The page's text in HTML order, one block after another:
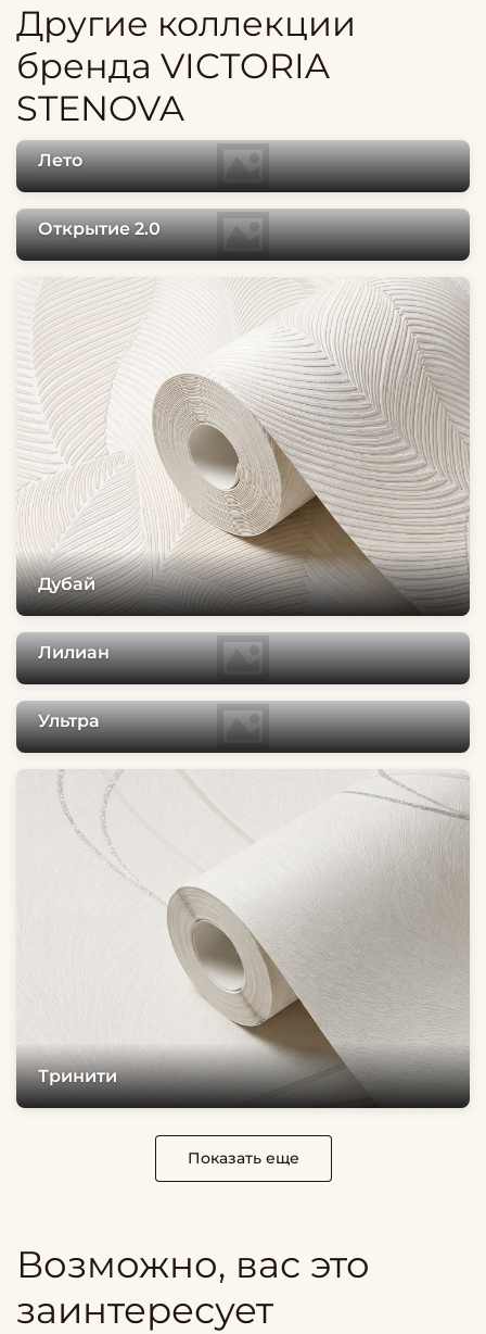
Другие коллекции
бренда VICTORIA
STENOVA
Лето
Открытие 2.0
Дубай
Лилиан
Ультра
Тринити
Показать еще
Возможно, вас это
заинтересует